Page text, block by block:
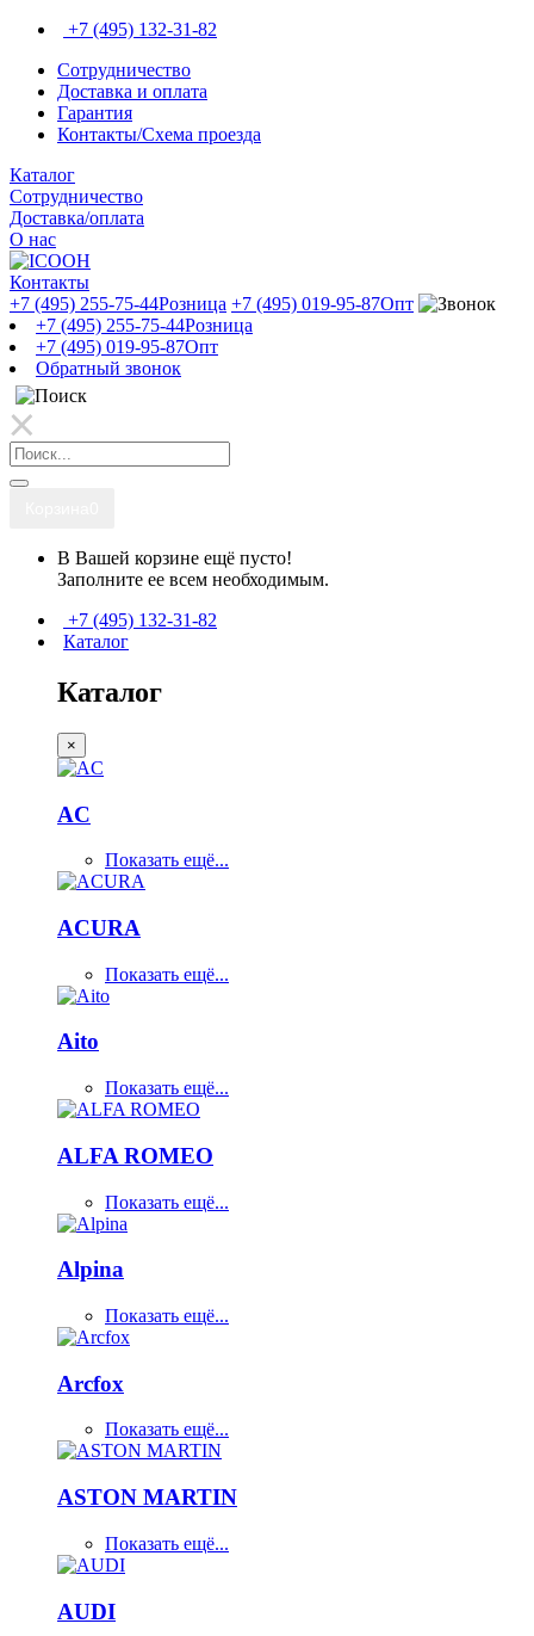
+7 (495) 132-31-82
Сотрудничество
Доставка и оплата
Гарантия
Контакты/Схема проезда
Каталог
Сотрудничество
Доставка/оплата
О нас
Контакты
+7 (495) 255-75-44Розница +7 (495) 019-95-87Опт
+7 (495) 255-75-44Розница
+7 (495) 019-95-87Опт
Обратный звонок
В Вашей корзине ещё пусто!
Заполните ее всем необходимым.
+7 (495) 132-31-82
Каталог
Каталог
×
AC
Показать ещё...
ACURA
Показать ещё...
Aito
Показать ещё...
ALFA ROMEO
Показать ещё...
Alpina
Показать ещё...
Arcfox
Показать ещё...
ASTON MARTIN
Показать ещё...
AUDI